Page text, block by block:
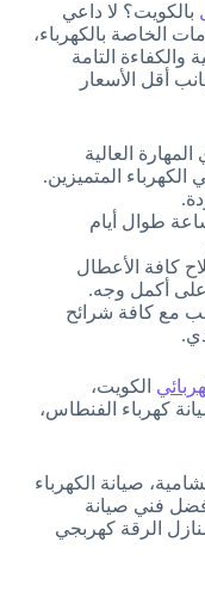
بالكويت؟ لا داعي
الخاصة بالكهرباء،
والكفاءة التامة
أقل الأسعار
العالية
المتميزين.
طوال أيام
كافة الأعطال
على أكمل وجه.
مع كافة شرائح
الكويت،
كهرباء الفنطاس،
صيانة الكهرباء
فني صيانة
الرقة كهربجي